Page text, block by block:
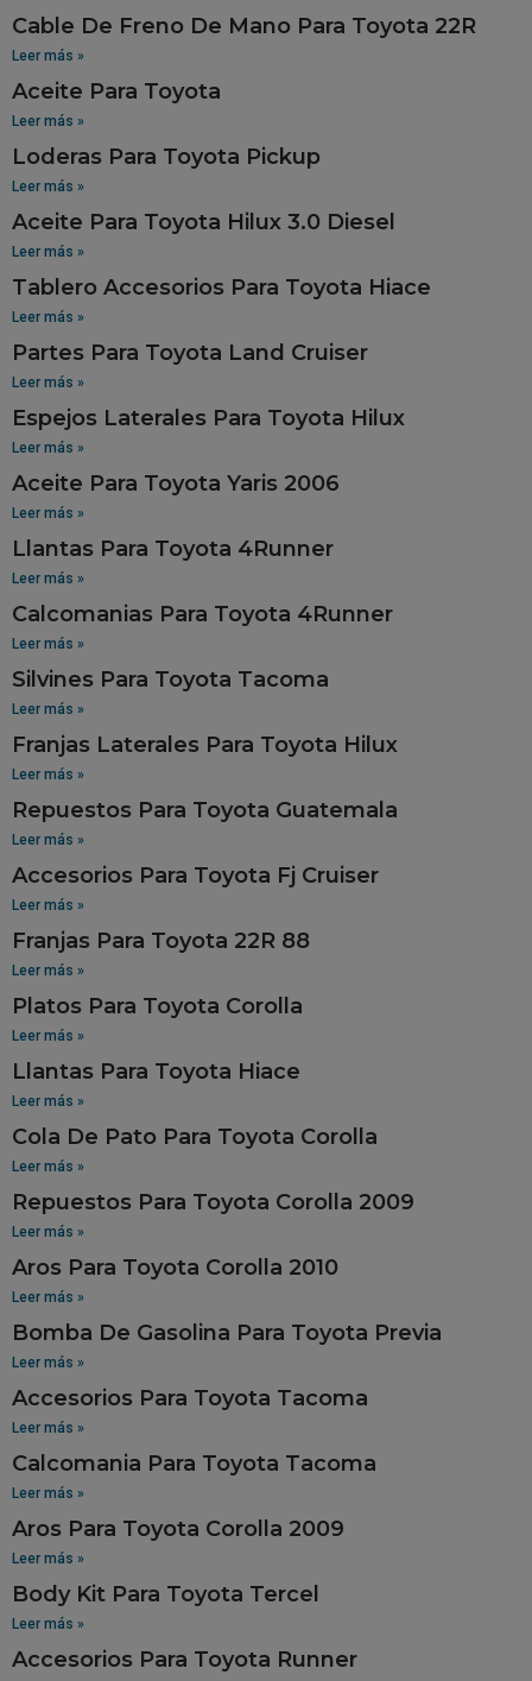
Cable De Freno De Mano Para Toyota 22R
Leer más »
Aceite Para Toyota
Leer más »
Loderas Para Toyota Pickup
Leer más »
Aceite Para Toyota Hilux 3.0 Diesel
Leer más »
Tablero Accesorios Para Toyota Hiace
Leer más »
Partes Para Toyota Land Cruiser
Leer más »
Espejos Laterales Para Toyota Hilux
Leer más »
Aceite Para Toyota Yaris 2006
Leer más »
Llantas Para Toyota 4Runner
Leer más »
Calcomanias Para Toyota 4Runner
Leer más »
Silvines Para Toyota Tacoma
Leer más »
Franjas Laterales Para Toyota Hilux
Leer más »
Repuestos Para Toyota Guatemala
Leer más »
Accesorios Para Toyota Fj Cruiser
Leer más »
Franjas Para Toyota 22R 88
Leer más »
Platos Para Toyota Corolla
Leer más »
Llantas Para Toyota Hiace
Leer más »
Cola De Pato Para Toyota Corolla
Leer más »
Repuestos Para Toyota Corolla 2009
Leer más »
Aros Para Toyota Corolla 2010
Leer más »
Bomba De Gasolina Para Toyota Previa
Leer más »
Accesorios Para Toyota Tacoma
Leer más »
Calcomania Para Toyota Tacoma
Leer más »
Aros Para Toyota Corolla 2009
Leer más »
Body Kit Para Toyota Tercel
Leer más »
Accesorios Para Toyota Runner